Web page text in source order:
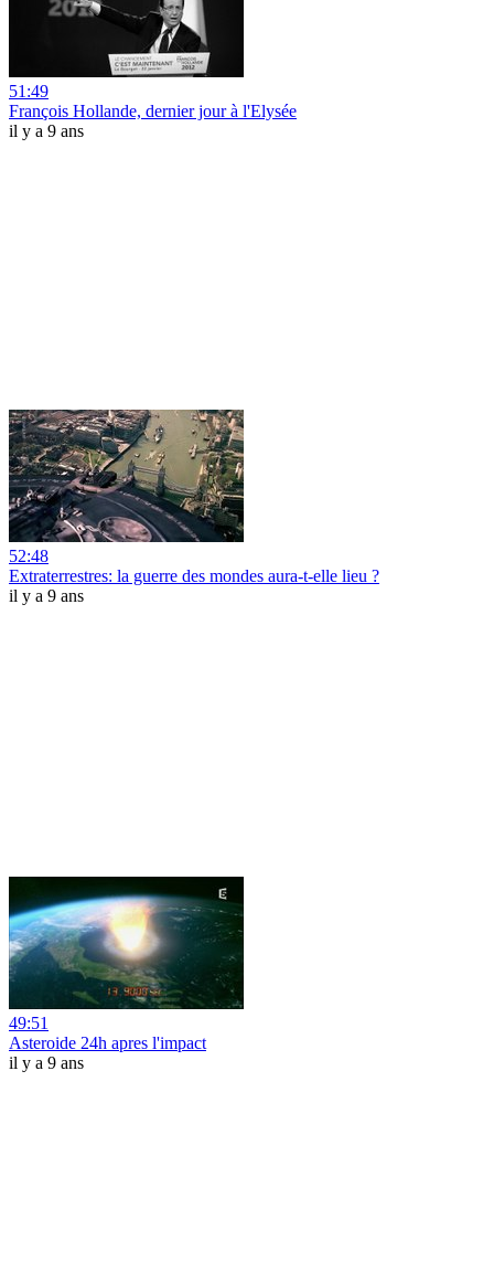
51:49
François Hollande, dernier jour à l'Elysée
il y a 9 ans
52:48
Extraterrestres: la guerre des mondes aura-t-elle lieu ?
il y a 9 ans
49:51
Asteroide 24h apres l'impact
il y a 9 ans